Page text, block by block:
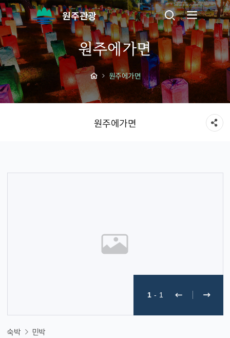
원주관광
원주에가면
원주에가면
원주에가면
1 - 1
숙박 민박